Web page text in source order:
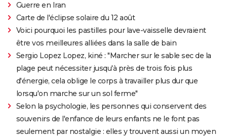
Guerre en Iran
Carte de l'éclipse solaire du 12 août
Voici pourquoi les pastilles pour lave-vaisselle devraient
être vos meilleures alliées dans la salle de bain
Sergio Lopez Lopez, kiné : "Marcher sur le sable sec de la
plage peut nécessiter jusqu'à près de trois fois plus
d'énergie, cela oblige le corps à travailler plus dur que
lorsqu'on marche sur un sol ferme"
Selon la psychologie, les personnes qui conservent des
souvenirs de l'enfance de leurs enfants ne le font pas
seulement par nostalgie : elles y trouvent aussi un moyen